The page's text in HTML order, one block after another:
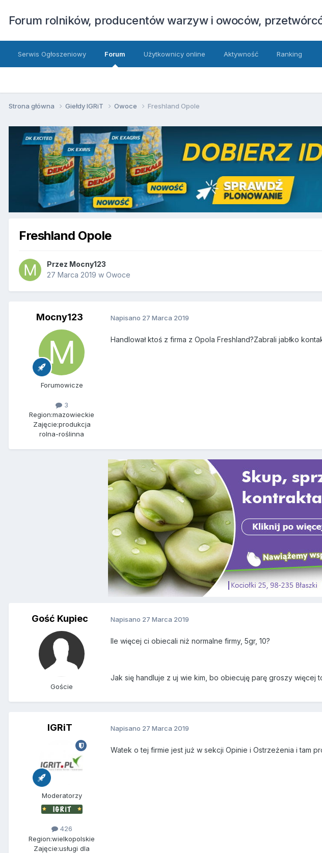
Forum rolników, producentów warzyw i owoców,
Serwis Ogłoszeniowy Forum Użytkownicy online Aktywność Ranking
Strona główna Giełdy IGRiT Owoce Freshland Opole
Freshland Opole
Przez Mocny123
27 Marca 2019 w Owoce
Mocny123
Forumowicze
3
Region:mazowieckie
Zajęcie:produkcja
rolna-roślinna
Napisano 27 Marca 2019
Handlował ktoś z firma z Opola Freshland?Zabrali jabłko
Gość Kupiec
Goście
Napisano 27 Marca 2019
Ile więcej ci obiecali niż normalne firmy, 5gr, 10?
Jak się handluje z uj wie kim, bo obiecuję parę groszy więcej
IGRiT
Moderatorzy
426
Region:wielkopolskie
Zajęcie:usługi dla
Napisano 27 Marca 2019
Watek o tej firmie jest już w sekcji Opinie i Ostrzeżenia i tam